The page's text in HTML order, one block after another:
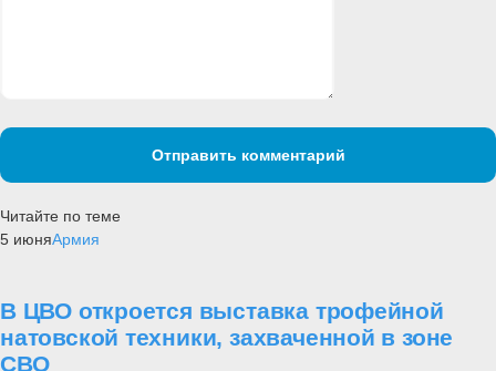
Отправить комментарий
Читайте по теме
5 июняАрмия
В ЦВО откроется выставка трофейной
натовской техники, захваченной в зоне
СВО